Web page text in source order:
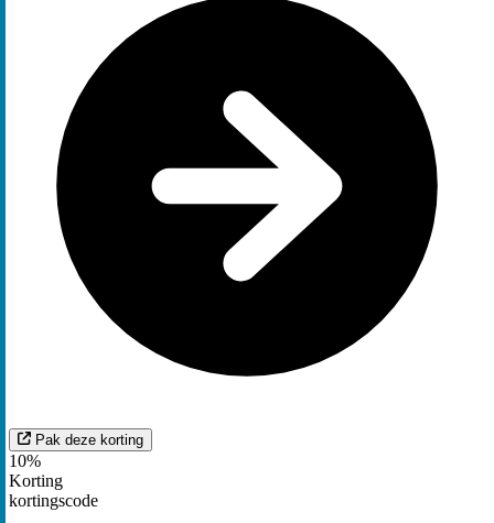
Pak deze korting
10%
Korting
kortingscode